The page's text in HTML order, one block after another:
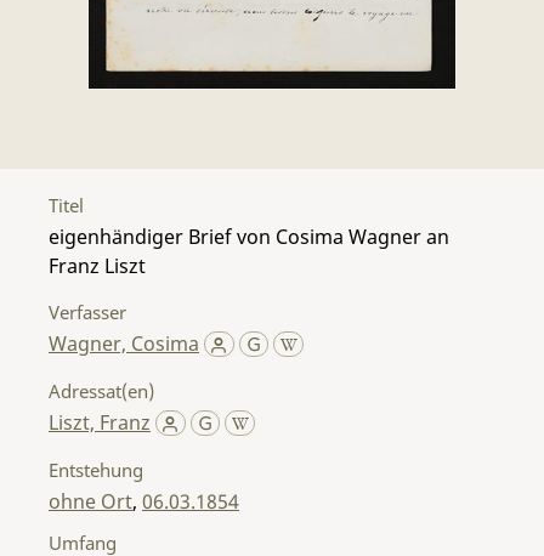
Titel
eigenhändiger Brief von Cosima Wagner an
Franz Liszt
Verfasser
Wagner, Cosima
Adressat(en)
Liszt, Franz
Entstehung
ohne Ort, 06.03.1854
Umfang